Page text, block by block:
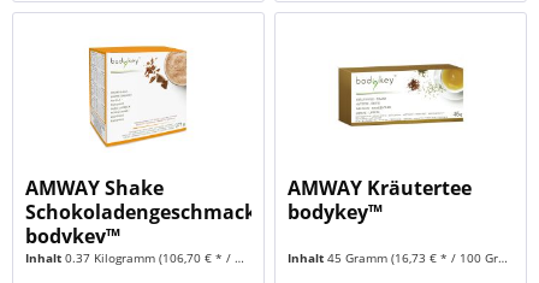
AMWAY Shake
Schokoladengeschmack
bodykey™
Inhalt0.37 Kilogramm(106,70 € * / 1 Kilogramm)
AMWAY Kräutertee
bodykey™
Inhalt45 Gramm(16,73 € * / 100 Gramm)